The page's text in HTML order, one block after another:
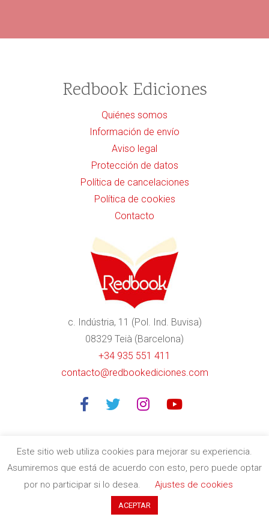
Redbook Ediciones
Quiénes somos
Información de envío
Aviso legal
Protección de datos
Política de cancelaciones
Política de cookies
Contacto
c. Indústria, 11 (Pol. Ind. Buvisa)
08329 Teià (Barcelona)
+34 935 551 411
contacto@redbookediciones.com
Editorial especializada en libros divulgativos de calidad en
Barcelona| Copyright © 2020Redbook Edicionesbyitres.cat
Este sitio web utiliza cookies para mejorar su experiencia.
Asumiremos que está de acuerdo con esto, pero puede optar
por no participar si lo desea.
Ajustes de cookies
ACEPTAR